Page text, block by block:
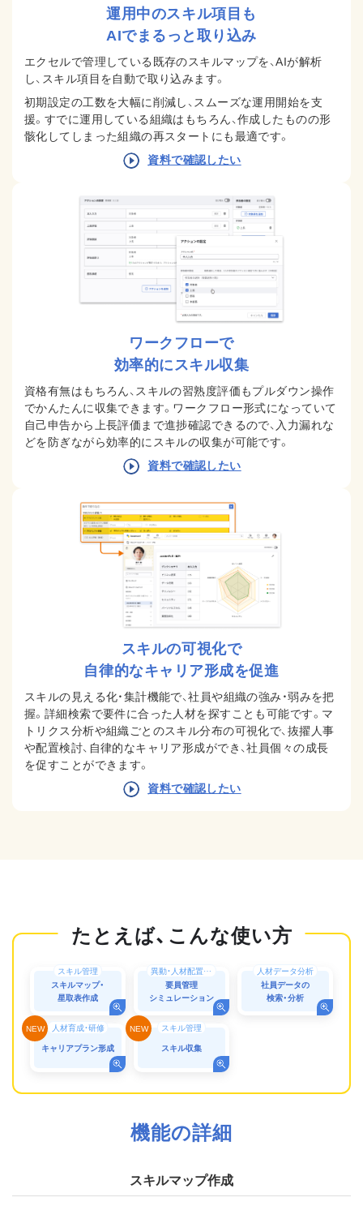
運用中のスキル項目も
AIでまるっと取り込み
エクセルで管理している既存のスキルマップを、AIが解析
し、スキル項目を自動で取り込みます。
初期設定の工数を大幅に削減し、スムーズな運用開始を支
援。すでに運用している組織はもちろん、作成したものの形
骸化してしまった組織の再スタートにも最適です。
資料で確認したい
ワークフローで
効率的にスキル収集
資格有無はもちろん、スキルの習熟度評価もプルダウン操作
でかんたんに収集できます。ワークフロー形式になっていて
自己申告から上長評価まで進捗確認できるので、入力漏れな
どを防ぎながら効率的にスキルの収集が可能です。
資料で確認したい
スキルの可視化で
自律的なキャリア形成を促進
スキルの見える化・集計機能で、社員や組織の強み・弱みを把
握。詳細検索で要件に合った人材を探すことも可能です。マ
トリクス分析や組織ごとのスキル分布の可視化で、抜擢人事
や配置検討、自律的なキャリア形成ができ、社員個々の成長
を促すことができます。
資料で確認したい
スキル管理
スキルマップ・
星取表作成
異動・人材配置シミュレーション
要員管理
シミュレーション
人材データ分析
社員データの
検索・分析
人材育成・研修
キャリアプラン形成
スキル管理
スキル収集
機能の詳細
スキルマップ作成